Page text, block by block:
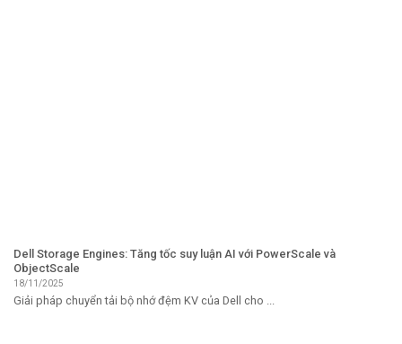
Dell Storage Engines: Tăng tốc suy luận AI với PowerScale và
ObjectScale
18/11/2025
Giải pháp chuyển tải bộ nhớ đệm KV của Dell cho ...